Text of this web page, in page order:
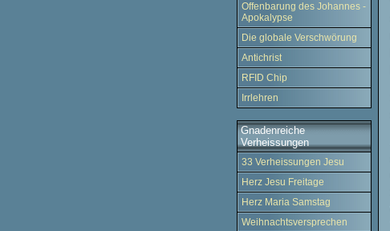
Offenbarung des Johannes -
Apokalypse
Die globale Verschwörung
Antichrist
RFID Chip
Irrlehren
Gnadenreiche
Verheissungen
33 Verheissungen Jesu
Herz Jesu Freitage
Herz Maria Samstag
Weihnachtsversprechen